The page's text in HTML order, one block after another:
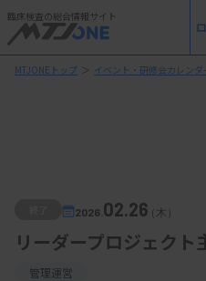
臨床検査の総合情報サイト
MTJONEトップ ＞ イベント・研修会カレンダ
2026. 02.26（木）
リーダープロジェク
管理運営